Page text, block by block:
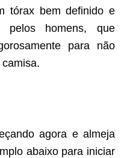
tórax bem definido e
pelos homens, que
para não
agora e almeja
abaixo para iniciar